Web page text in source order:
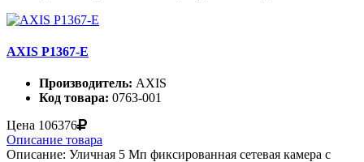
AXIS P1367-E
Производитель: AXIS
Код товара: 0763-001
Цена 106376
Описание товара
Описание: Уличная 5 Мп фиксированная сетевая камера c